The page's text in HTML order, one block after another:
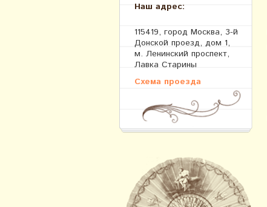
Наш адрес:
115419, город Москва, 3-й
Донской проезд, дом 1,
м. Ленинский проспект,
Лавка Старины
Схема проезда